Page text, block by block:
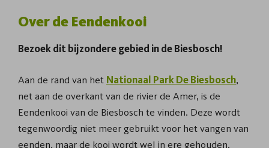
Over de Eendenkooi
Bezoek dit bijzondere gebied in de Biesbosch!
Aan de rand van het Nationaal Park De Biesbosch,
net aan de overkant van de rivier de Amer, is de
Eendenkooi van de Biesbosch te vinden. Deze wordt
tegenwoordig niet meer gebruikt voor het vangen van
eenden, maar de kooi wordt wel in ere gehouden.